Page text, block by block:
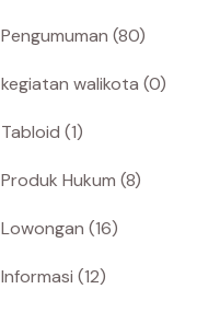
Pengumuman (80)
kegiatan walikota (0)
Tabloid (1)
Produk Hukum (8)
Lowongan (16)
Informasi (12)